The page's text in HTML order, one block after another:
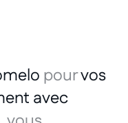
pourvos
avec